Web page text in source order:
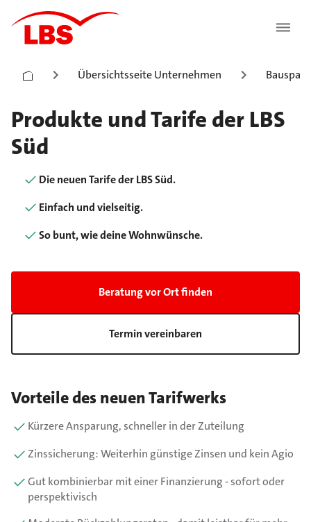
Übersichtsseite Unternehmen
Produkte und Tarife der LBS
Süd
Die neuen Tarife der LBS Süd.
Einfach und vielseitig.
So bunt, wie deine Wohnwünsche.
Beratung vor Ort finden
Termin vereinbaren
Vorteile des neuen Tarifwerks
Kürzere Ansparung, schneller in der Zuteilung
Zinssicherung: Weiterhin günstige Zinsen und kein Agio
Gut kombinierbar mit einer Finanzierung - sofort oder
perspektivisch